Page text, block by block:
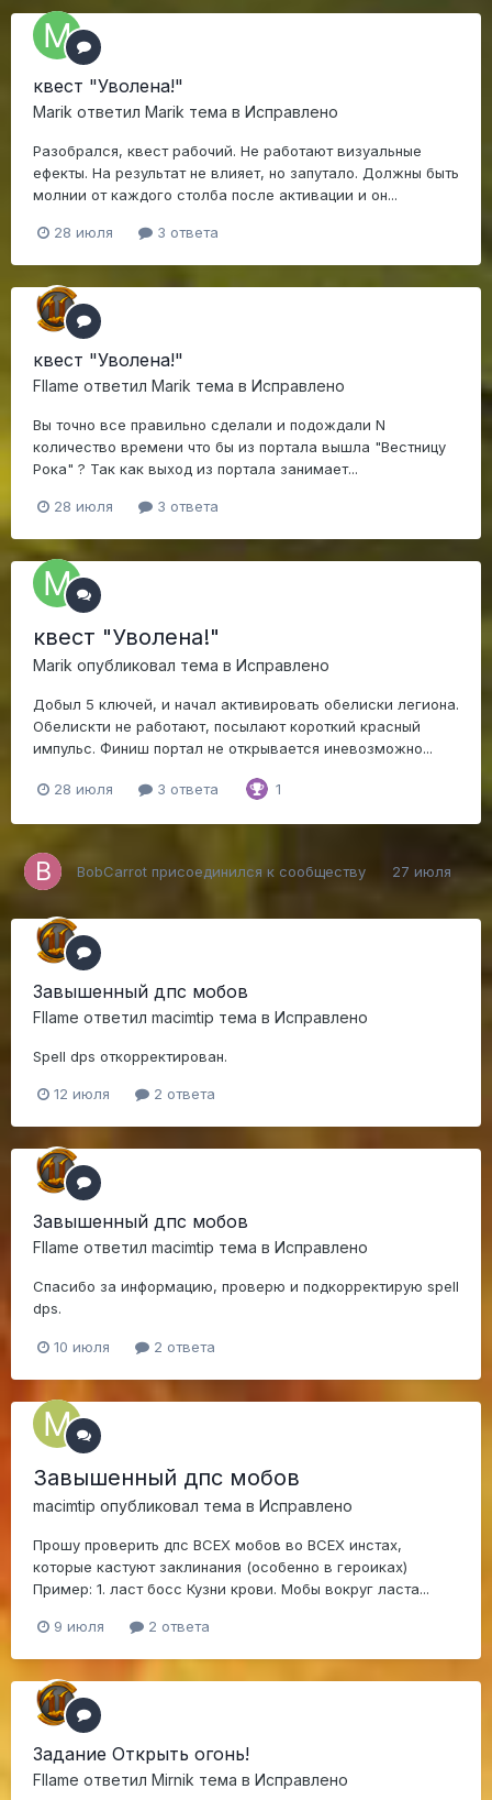
квест "Уволена!"
Marik ответил Marik тема в Исправлено
Разобрался, квест рабочий. Не работают визуальные
ефекты. На результат не влияет, но запутало. Должны быть
молнии от каждого столба после активации и он...
28 июля 3 ответа
квест "Уволена!"
Fllame ответил Marik тема в Исправлено
Вы точно все правильно сделали и подождали N
количество времени что бы из портала вышла "Вестницу
Рока" ? Так как выход из портала занимает...
28 июля 3 ответа
квест "Уволена!"
Marik опубликовал тема в Исправлено
Добыл 5 ключей, и начал активировать обелиски легиона.
Обелискти не работают, посылают короткий красный
импульс. Финиш портал не открывается иневозможно...
28 июля 3 ответа 1
BobCarrot присоединился к сообществу 27 июля
Завышенный дпс мобов
Fllame ответил macimtip тема в Исправлено
Spell dps откорректирован.
12 июля 2 ответа
Завышенный дпс мобов
Fllame ответил macimtip тема в Исправлено
Спасибо за информацию, проверю и подкорректирую spell
dps.
10 июля 2 ответа
Завышенный дпс мобов
macimtip опубликовал тема в Исправлено
Прошу проверить дпс ВСЕХ мобов во ВСЕХ инстах,
которые кастуют заклинания (особенно в героиках)
Пример: 1. ласт босс Кузни крови. Мобы вокруг ласта...
9 июля 2 ответа
Задание Открыть огонь!
Fllame ответил Mirnik тема в Исправлено